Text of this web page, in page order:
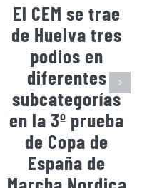
El CEM se trae
de Huelva tres
podios en
diferentes
subcategorías
en la 3º prueba
de Copa de
España de